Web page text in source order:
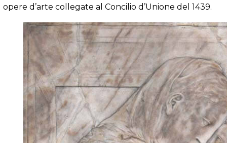
opere d’arte collegate al Concilio d’Unione del 1439.